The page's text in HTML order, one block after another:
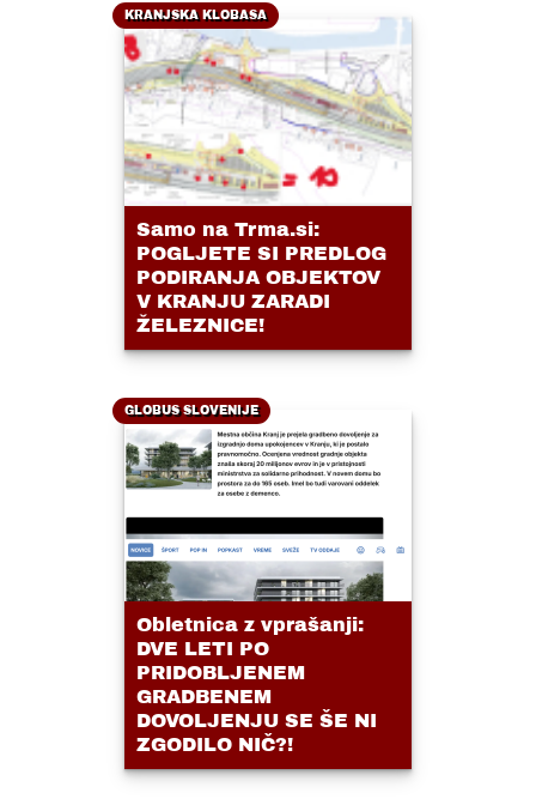
KRANJSKA KLOBASA
Samo na Trma.si:
POGLJETE SI PREDLOG
PODIRANJA OBJEKTOV
V KRANJU ZARADI
ŽELEZNICE!
GLOBUS SLOVENIJE
Obletnica z vprašanji:
DVE LETI PO
PRIDOBLJENEM
GRADBENEM
DOVOLJENJU SE ŠE NI
ZGODILO NIČ?!